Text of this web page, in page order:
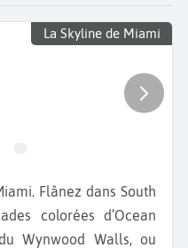
La Skyline de Miami
colorées d’Ocean
Wynwood Walls, ou